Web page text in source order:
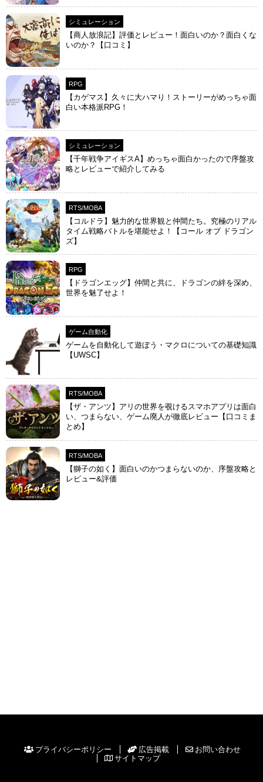
シミュレーション
【商人放浪‪記】評価とレビュー！面白いのか？面白くな
いのか？【口コミ】
RPG
【カゲマス】久々に大ハマり！ストーリーがめっちゃ面
白い本格派RPG！
シミュレーション
【千年戦争アイギスA】めっちゃ面白かったので序盤攻
略とレビューで紹介してみる
RTS/MOBA
【コルドラ】魅力的な世界観と仲間たち。究極のリアル
タイム戦略バトルを堪能せよ！【コール オブ ドラゴン
ズ】
RPG
【ドラゴンエッグ】仲間と共に、ドラゴンの絆を深め、
世界を魅了せよ！
ゲーム自動化
ゲームを自動化して遊ぼう・マクロについての基礎知識
【UWSC】
RTS/MOBA
【ザ・アンツ】アリの世界を覗けるスマホアプリは面白
い、つまらない、ゲーム廃人が徹底レビュー【口コミま
とめ】
RTS/MOBA
【獅子の如く】面白いのかつまらないのか、序盤攻略と
レビュー&評価
プライバシーポリシー 広告掲載
お問い合わせ
サイトマップ